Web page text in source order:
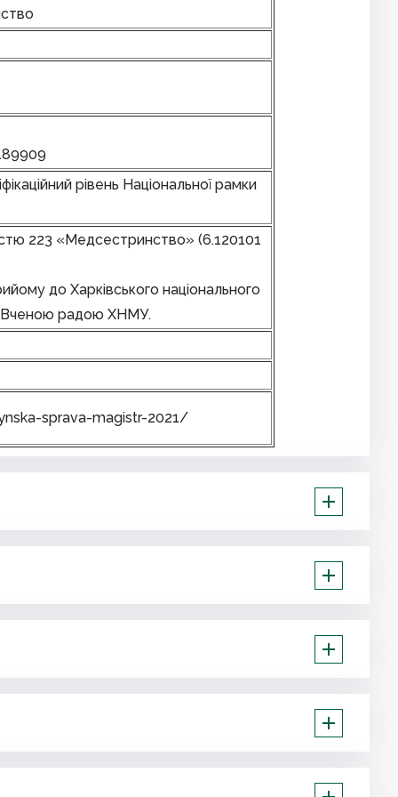
рівень Національної рамки
223 «Медсестринство» (6.120101
до Харківського національного
Вченою радою ХНМУ.
sprava-magistr-2021/